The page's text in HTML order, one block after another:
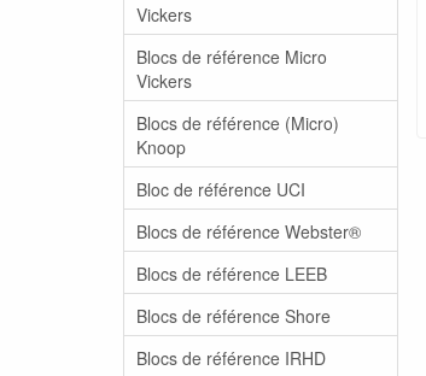
Vickers
Blocs de référence Micro
Vickers
Blocs de référence (Micro)
Knoop
Bloc de référence UCI
Blocs de référence Webster®
Blocs de référence LEEB
Blocs de référence Shore
Blocs de référence IRHD